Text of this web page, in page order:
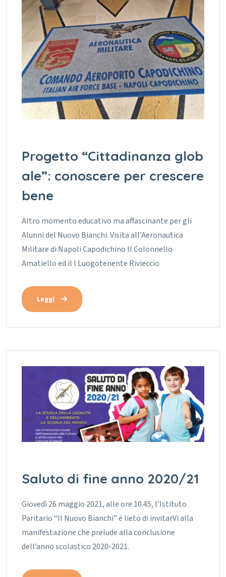
Progetto “Cittadinanza glob
ale”: conoscere per crescere
bene
Altro momento educativo ma affascinante per gli
Alunni del Nuovo Bianchi. Visita all’Aeronautica
Militare di Napoli Capodichino Il Colonnello
Amatiello ed il I Luogotenente Rivieccio
Leggi
Saluto di fine anno 2020/21
Giovedì 26 maggio 2021, alle ore 10.45, l’Istituto
Paritario “Il Nuovo Bianchi” è lieto di invitarVi alla
manifestazione che prelude alla conclusione
dell’anno scolastico 2020-2021.